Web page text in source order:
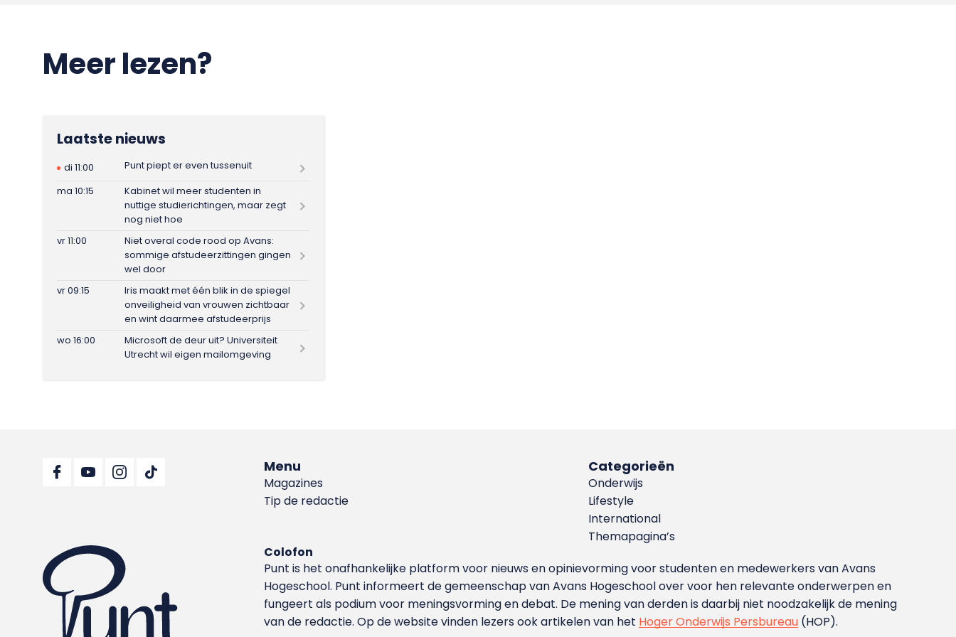
Meer lezen?
Laatste nieuws
di 11:00
Punt piept er even tussenuit
ma 10:15
Kabinet wil meer studenten in
nuttige studierichtingen, maar zegt
nog niet hoe
vr 11:00
Niet overal code rood op Avans:
sommige afstudeerzittingen gingen
wel door
vr 09:15
Iris maakt met één blik in de spiegel
onveiligheid van vrouwen zichtbaar
en wint daarmee afstudeerprijs
wo 16:00
Microsoft de deur uit? Universiteit
Utrecht wil eigen mailomgeving
Menu
Magazines
Tip de redactie
Categorieën
Onderwijs
Lifestyle
International
Themapagina’s
Colofon
Punt is het onafhankelijke platform voor nieuws en opinievorming voor studenten en medewerkers van Avans
Hoge­school. Punt informeert de gemeenschap van Avans Hogeschool over voor hen relevante onderwerpen en
fungeert als podium voor meningsvorming en debat. De mening van derden is daarbij niet noodzakelijk de mening
van de redactie. Op de website vinden lezers ook artikelen van het Hoger Onderwijs Persbureau (HOP).